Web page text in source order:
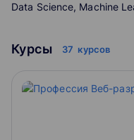
Data Science, Machine
Курсы 37 курсов